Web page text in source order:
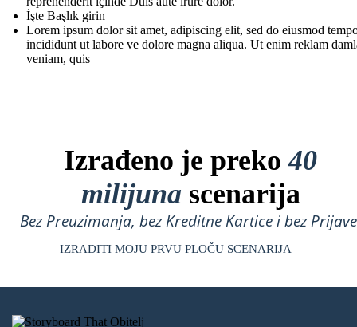
İşte Başlık girin
Lorem ipsum dolor sit amet, adipiscing elit, sed do eiusmod
incididunt ut labore ve dolore magna aliqua. Ut enim reklam
veniam, quis
Izrađeno je preko40
milijuna scenarija
Bez Preuzimanja, bez Kreditne Kartice i bez
IZRADITI MOJU PRVU PLOČU SCENARIJA